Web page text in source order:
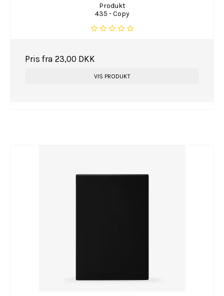
Produkt
435 - Copy
Pris fra 23,00 DKK
VIS PRODUKT